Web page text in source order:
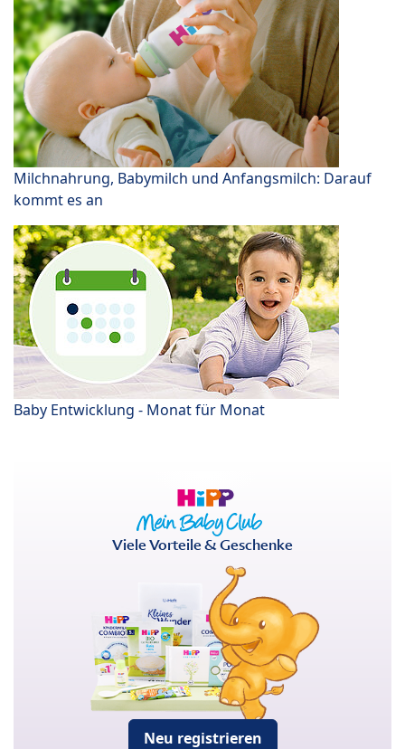
Milchnahrung, Babymilch und Anfangsmilch: Darauf
kommt es an
Baby Entwicklung - Monat für Monat
Viele Vorteile & Geschenke
Neu registrieren